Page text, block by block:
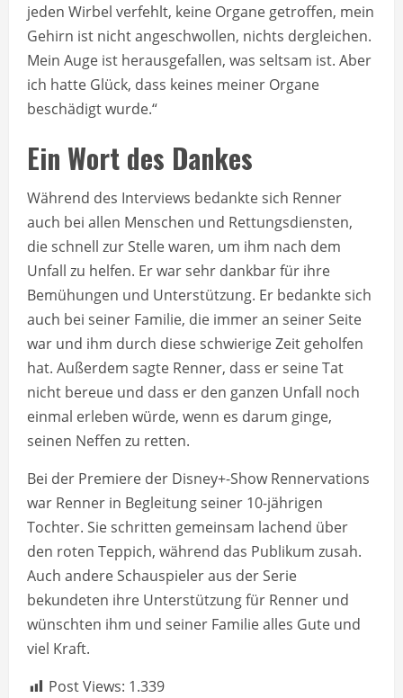
jeden Wirbel verfehlt, keine Organe getroffen, mein
Gehirn ist nicht angeschwollen, nichts dergleichen.
Mein Auge ist herausgefallen, was seltsam ist. Aber
ich hatte Glück, dass keines meiner Organe
beschädigt wurde.“
Ein Wort des Dankes
Während des Interviews bedankte sich Renner
auch bei allen Menschen und Rettungsdiensten,
die schnell zur Stelle waren, um ihm nach dem
Unfall zu helfen. Er war sehr dankbar für ihre
Bemühungen und Unterstützung. Er bedankte sich
auch bei seiner Familie, die immer an seiner Seite
war und ihm durch diese schwierige Zeit geholfen
hat. Außerdem sagte Renner, dass er seine Tat
nicht bereue und dass er den ganzen Unfall noch
einmal erleben würde, wenn es darum ginge,
seinen Neffen zu retten.
Bei der Premiere der Disney+-Show Rennervations
war Renner in Begleitung seiner 10-jährigen
Tochter. Sie schritten gemeinsam lachend über
den roten Teppich, während das Publikum zusah.
Auch andere Schauspieler aus der Serie
bekundeten ihre Unterstützung für Renner und
wünschten ihm und seiner Familie alles Gute und
viel Kraft.
Post Views: 1.339